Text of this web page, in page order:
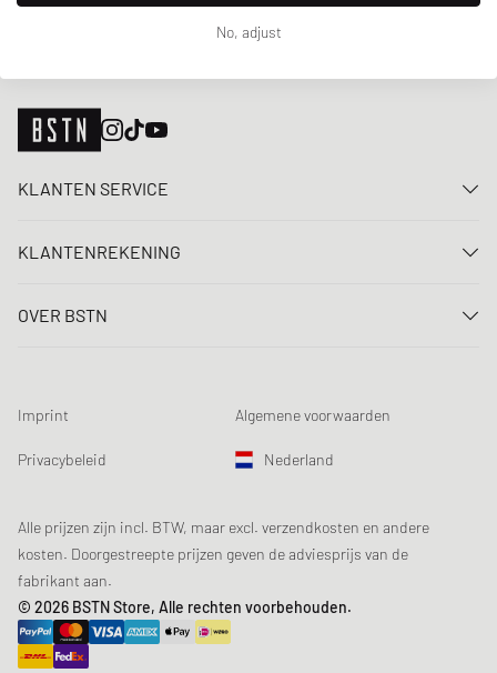
KLANTEN SERVICE
FAQ
Loyalty Program
Productveiligheid
KLANTENREKENING
Registreren
Aanmelden nieuwsbrief
Gegevenscontrole
OVER BSTN
Chronicles
Sustainability
Studentenkorting: EDiU
Imprint Algemene voorwaarden
Privacybeleid Nederland
Alle prijzen zijn incl. BTW, maar excl. verzendkosten en andere
kosten. Doorgestreepte prijzen geven de adviesprijs van de
fabrikant aan.
© 2026 BSTN Store, Alle rechten voorbehouden.
No, adjust